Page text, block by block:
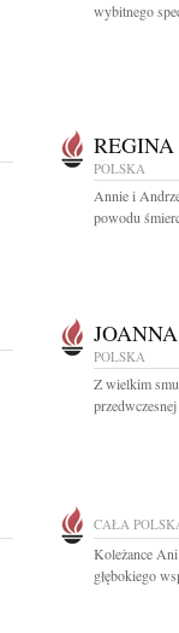
wybitnego
POLSKA
Annie i
powodu
POLSKA
Z wielkim
CAŁA
Koleżance
głębokiego